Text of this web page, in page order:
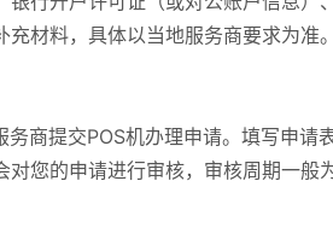
材料，具体以当地服务商要求为准。
商提交POS机办理申请。填写申请
您的申请进行审核，审核周期一般